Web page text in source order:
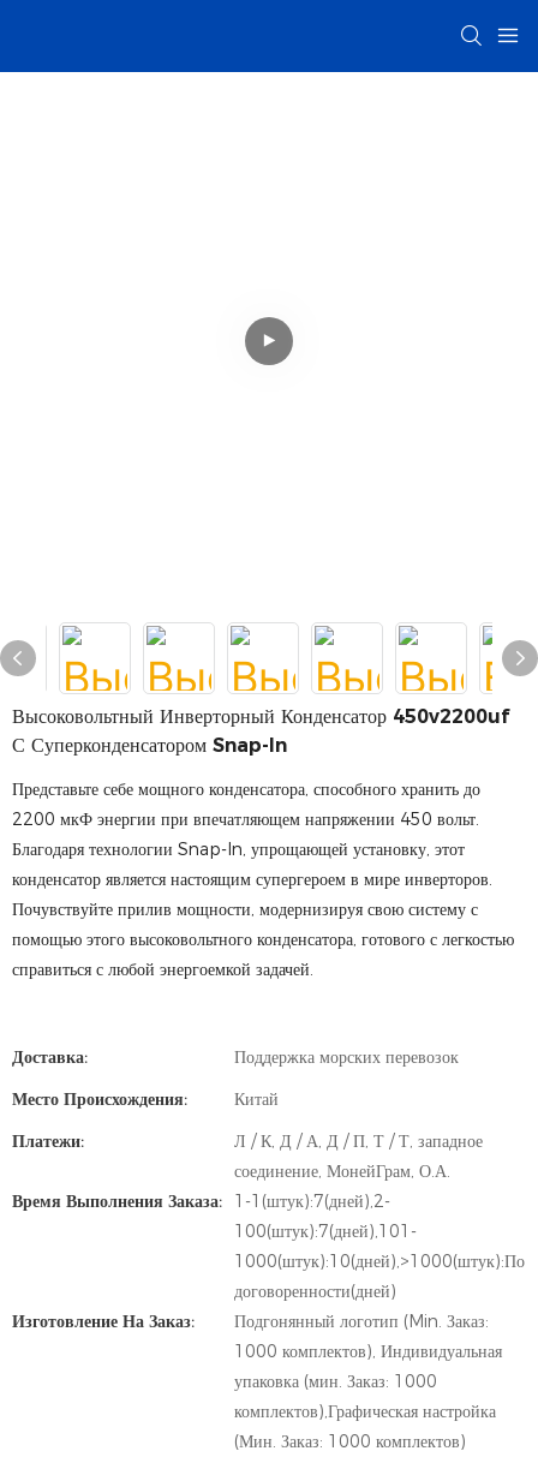
Высоковольтный Инверторный Конденсатор 450v2200uf
С Суперконденсатором Snap-In
Представьте себе мощного конденсатора, способного хранить до
2200 мкФ энергии при впечатляющем напряжении 450 вольт.
Благодаря технологии Snap-In, упрощающей установку, этот
конденсатор является настоящим супергероем в мире инверторов.
Почувствуйте прилив мощности, модернизируя свою систему с
помощью этого высоковольтного конденсатора, готового с легкостью
справиться с любой энергоемкой задачей.
Доставка:
Поддержка морских перевозок
Место Происхождения:
Китай
Платежи:
Л / К, Д / А, Д / П, Т / Т, западное
соединение, МонейГрам, О.А.
Время Выполнения Заказа:
1-1(штук):7(дней),2-
100(штук):7(дней),101-
1000(штук):10(дней),>1000(штук):По
договоренности(дней)
Изготовление На Заказ:
Подгонянный логотип (Min. Заказ:
1000 комплектов), Индивидуальная
упаковка (мин. Заказ: 1000
комплектов),Графическая настройка
(Мин. Заказ: 1000 комплектов)